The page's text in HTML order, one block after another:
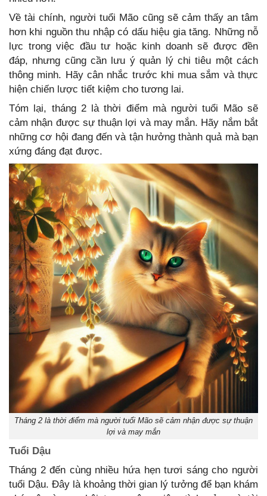
Về tài chính, người tuổi Mão cũng sẽ cảm thấy an tâm
hơn khi nguồn thu nhập có dấu hiệu gia tăng. Những nỗ
lực trong việc đầu tư hoặc kinh doanh sẽ được đền
đáp, nhưng cũng cần lưu ý quản lý chi tiêu một cách
thông minh. Hãy cân nhắc trước khi mua sắm và thực
hiện chiến lược tiết kiệm cho tương lai.
Tóm lại, tháng 2 là thời điểm mà người tuổi Mão sẽ
cảm nhận được sự thuận lợi và may mắn. Hãy nắm bắt
những cơ hội đang đến và tận hưởng thành quả mà bạn
xứng đáng đạt được.
Tháng 2 là thời điểm mà người tuổi Mão sẽ cảm nhận được sự thuận
lợi và may mắn
Tuổi Dậu
Tháng 2 đến cùng nhiều hứa hẹn tươi sáng cho người
tuổi Dậu. Đây là khoảng thời gian lý tưởng để bạn khám